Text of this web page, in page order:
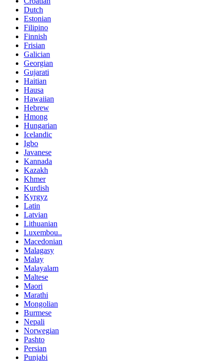
Dutch
Estonian
Filipino
Finnish
Frisian
Galician
Georgian
Gujarati
Haitian
Hausa
Hawaiian
Hebrew
Hmong
Hungarian
Icelandic
Igbo
Javanese
Kannada
Kazakh
Khmer
Kurdish
Kyrgyz
Latin
Latvian
Lithuanian
Luxembou..
Macedonian
Malagasy
Malay
Malayalam
Maltese
Maori
Marathi
Mongolian
Burmese
Nepali
Norwegian
Pashto
Persian
Punjabi